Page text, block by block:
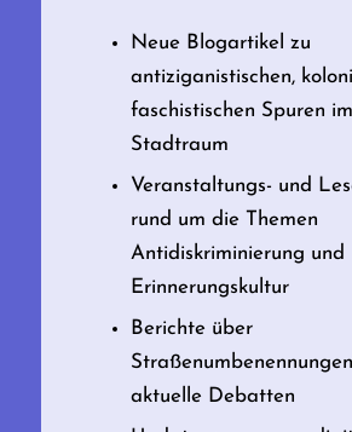
Neue Blogartikel zu
antiziganistischen,
faschistischen Spuren
Stadtraum
Veranstaltungs- und
rund um die Themen
Antidiskriminierung und
Erinnerungskultur
Berichte über
aktuelle Debatten